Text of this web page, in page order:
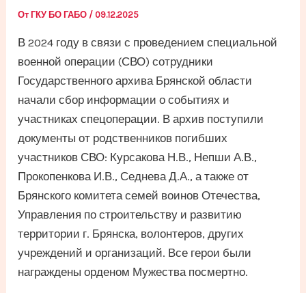
От ГКУ БО ГАБО / 09.12.2025
В 2024 году в связи с проведением специальной
военной операции (СВО) сотрудники
Государственного архива Брянской области
начали сбор информации о событиях и
участниках спецоперации. В архив поступили
документы от родственников погибших
участников СВО: Курсакова Н.В., Непши А.В.,
Прокопенкова И.В., Седнева Д.А., а также от
Брянского комитета семей воинов Отечества,
Управления по строительству и развитию
территории г. Брянска, волонтеров, других
учреждений и организаций. Все герои были
награждены орденом Мужества посмертно.